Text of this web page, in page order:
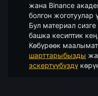
жана Binance
болгон жоготуулар
Бул материал
башка кесиптик
Көбүрөөк
шарттарыбызды
эскертүүбүздү